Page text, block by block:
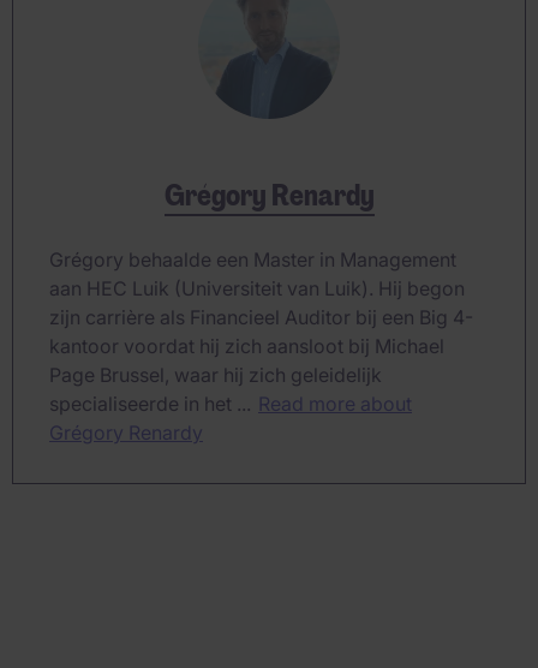
Grégory Renardy
Grégory behaalde een Master in Management
aan HEC Luik (Universiteit van Luik). Hij begon
zijn carrière als Financieel Auditor bij een Big 4-
kantoor voordat hij zich aansloot bij Michael
Page Brussel, waar hij zich geleidelijk
specialiseerde in het ... Read more about
Grégory Renardy